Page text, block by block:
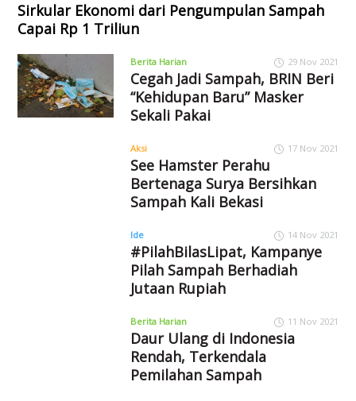
Sirkular Ekonomi dari Pengumpulan Sampah
Capai Rp 1 Triliun
Berita Harian 29 Nov 2021
Cegah Jadi Sampah, BRIN Beri
“Kehidupan Baru” Masker
Sekali Pakai
Aksi 17 Nov 2021
See Hamster Perahu
Bertenaga Surya Bersihkan
Sampah Kali Bekasi
Ide 14 Nov 2021
#PilahBilasLipat, Kampanye
Pilah Sampah Berhadiah
Jutaan Rupiah
Berita Harian 11 Nov 2021
Daur Ulang di Indonesia
Rendah, Terkendala
Pemilahan Sampah